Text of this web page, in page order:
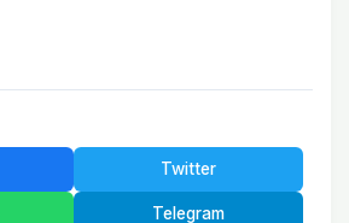
Twitter
Telegram